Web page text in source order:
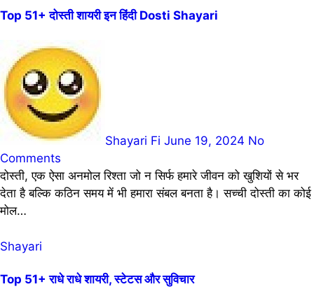
Top 51+ दोस्ती शायरी इन हिंदी Dosti Shayari
Shayari Fi June 19, 2024 No
Comments
दोस्ती, एक ऐसा अनमोल रिश्ता जो न सिर्फ हमारे जीवन को खुशियों से भर
देता है बल्कि कठिन समय में भी हमारा संबल बनता है। सच्ची दोस्ती का कोई
मोल…
Shayari
Top 51+ राधे राधे शायरी, स्टेटस और सुविचार